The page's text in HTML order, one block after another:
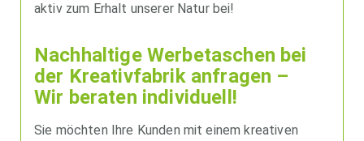
aktiv zum Erhalt unserer Natur bei!
Nachhaltige Werbetaschen bei
der Kreativfabrik anfragen –
Wir beraten individuell!
Sie möchten Ihre Kunden mit einem kreativen